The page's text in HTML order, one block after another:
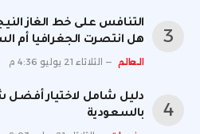
التنافس على خط الغاز
هل انتصرت الجغرافيا أم
العالم الثلاثاء 21 يوليو 4:36 م
دليل شامل لاختيار أفضل
بالسعودية